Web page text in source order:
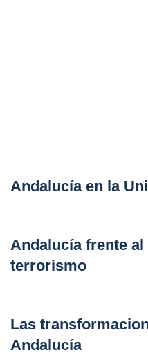
Andalucía en la
Andalucía frente al
terrorismo
Las
Andalucía